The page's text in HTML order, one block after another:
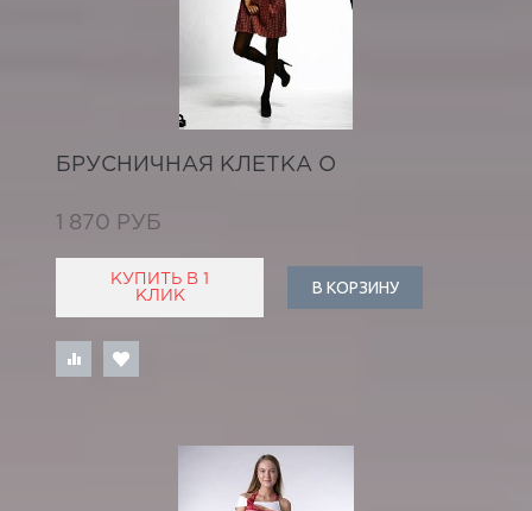
БРУСНИЧНАЯ КЛЕТКА О
1 870 РУБ
КУПИТЬ В 1
КЛИК
В КОРЗИНУ